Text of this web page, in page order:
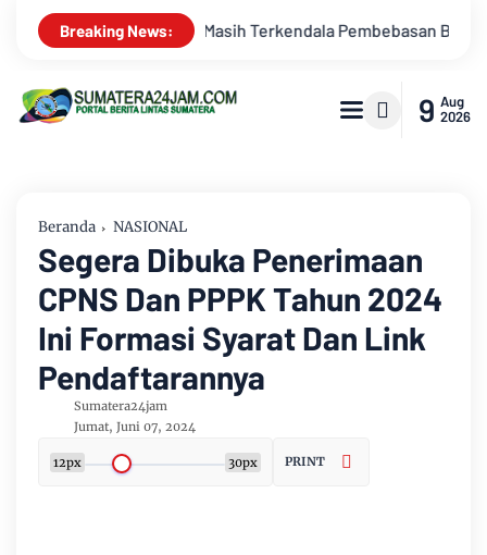
Breaking News:
BPHTB di Sebagian Lahan Kemarau Memuncak,
9 Aug
2026
Beranda NASIONAL
Segera Dibuka Penerimaan
CPNS Dan PPPK Tahun 2024
Ini Formasi Syarat Dan Link
Pendaftarannya
Sumatera24jam
Jumat, Juni 07, 2024
12px 30px PRINT